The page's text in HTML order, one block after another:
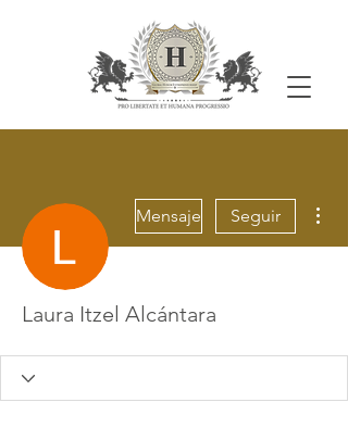
Mensaje Seguir
Laura Itzel Alcántara